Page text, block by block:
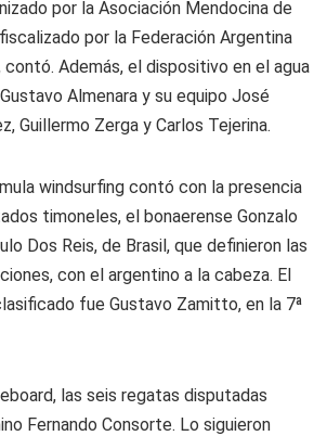
por la Asociación Mendocina de
por la Federación Argentina
contó. Además, el dispositivo en el agua
Almenara y su equipo José
Guillermo Zerga y Carlos Tejerina.
windsurfing contó con la presencia
timoneles, el bonaerense Gonzalo
Dos Reis, de Brasil, que definieron las
con el argentino a la cabeza. El
fue Gustavo Zamitto, en la 7ª
las seis regatas disputadas
Fernando Consorte. Lo siguieron